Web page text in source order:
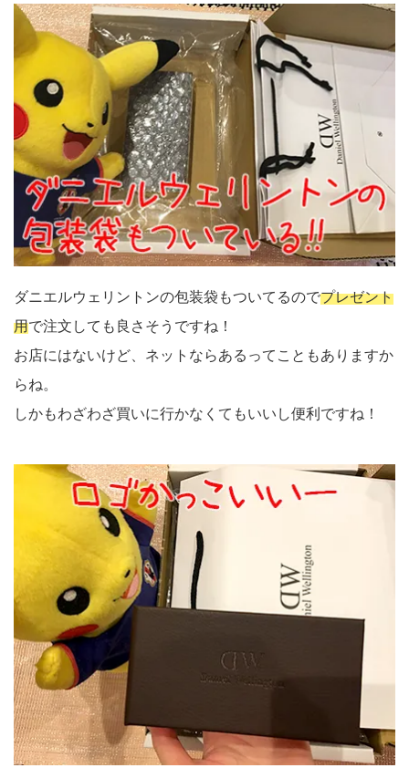
ダニエルウェリントンの包装袋もついてるのでプレゼント
用で注文しても良さそうですね！
お店にはないけど、ネットならあるってこともありますか
らね。
しかもわざわざ買いに行かなくてもいいし便利ですね！